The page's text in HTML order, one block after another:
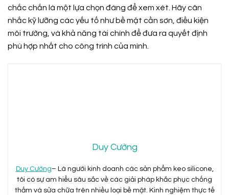
chắc chắn là một lựa chọn đáng để xem xét. Hãy cân
nhắc kỹ lưỡng các yếu tố như bề mặt cần sơn, điều kiện
môi trường, và khả năng tài chính để đưa ra quyết định
phù hợp nhất cho công trình của mình.
Duy Cường
Duy Cường– Là người kinh doanh các sản phẩm keo silicone,
tôi có sự am hiểu sâu sắc về các giải pháp khắc phục chống
thấm và sửa chữa trên nhiều loại bề mặt. Kinh nghiệm thực tế